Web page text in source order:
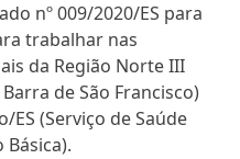
nº 009/2020/ES para
trabalhar nas
da Região Norte III
de São Francisco)
ES (Serviço de Saúde
Básica).